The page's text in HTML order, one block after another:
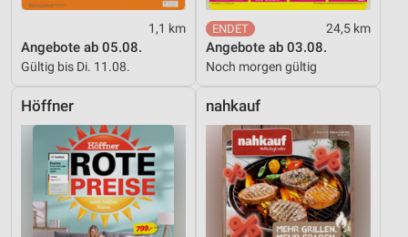
1,1 km
Angebote ab 05.08.
Gültig bis Di. 11.08.
24,5 km
Angebote ab 03.08.
Noch morgen gültig
Höffner nahkauf